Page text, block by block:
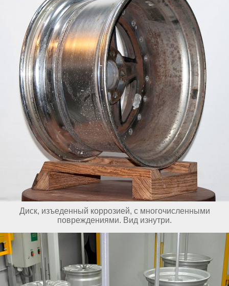
Диск, изъеденный коррозией, с многочисленными
повреждениями. Вид изнутри.